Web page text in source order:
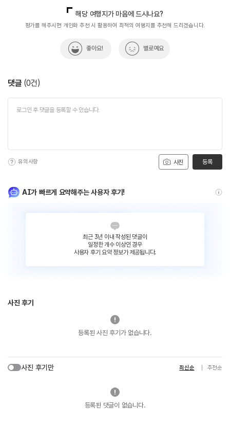
해당 여행지가 마음에 드시나요?
평가를 해주시면 개인화 추천 시 활용하여 최적의 여행지를 추천해 드리겠습니다.
좋아요! 별로예요
댓글 (0건)
사진
유의사항 등록
AI가 빠르게 요약해주는 사용자 후기!
최근 3년 이내 작성된 댓글이
일정한 개수 이상인 경우
사용자 후기 요약 정보가 제공됩니다.
사진 후기
등록된 사진 후기가 없습니다.
사진 후기만 최신순 추천순
등록된 댓글이 없습니다.